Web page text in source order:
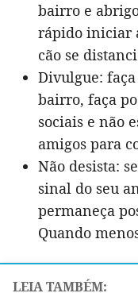
bairro e
rápido iniciar
cão se
Divulgue:
bairro, faça
sociais e não
amigos para
Não desista:
sinal do seu
permaneça
Quando